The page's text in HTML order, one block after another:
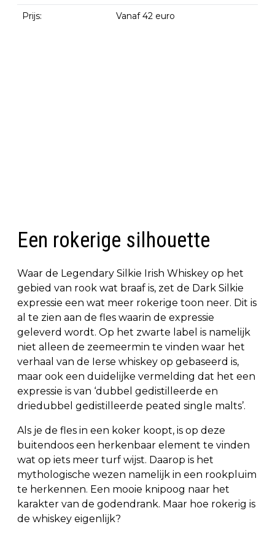
Prijs: Vanaf 42 euro
Een rokerige silhouette
Waar de Legendary Silkie Irish Whiskey op het
gebied van rook wat braaf is, zet de Dark Silkie
expressie een wat meer rokerige toon neer. Dit is
al te zien aan de fles waarin de expressie
geleverd wordt. Op het zwarte label is namelijk
niet alleen de zeemeermin te vinden waar het
verhaal van de Ierse whiskey op gebaseerd is,
maar ook een duidelijke vermelding dat het een
expressie is van ‘dubbel gedistilleerde en
driedubbel gedistilleerde peated single malts’.
Als je de fles in een koker koopt, is op deze
buitendoos een herkenbaar element te vinden
wat op iets meer turf wijst. Daarop is het
mythologische wezen namelijk in een rookpluim
te herkennen. Een mooie knipoog naar het
karakter van de godendrank. Maar hoe rokerig is
de whiskey eigenlijk?